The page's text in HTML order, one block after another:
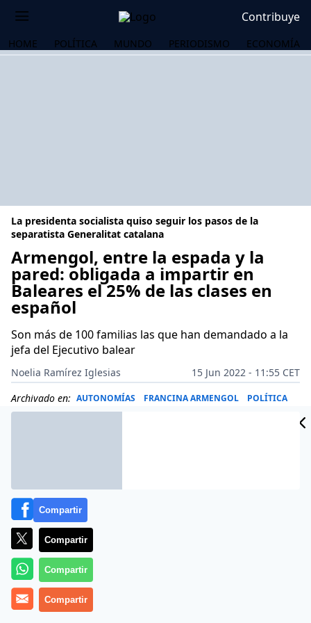
Contribuye
HOME POLÍTICA MUNDO PERIODISMO ECONOMÍA
La presidenta socialista quiso seguir los pasos de la
separatista Generalitat catalana
Armengol, entre la espada y la
pared: obligada a impartir en
Baleares el 25% de las clases en
español
Son más de 100 familias las que han demandado a la
jefa del Ejecutivo balear
Noelia Ramírez Iglesias
15 Jun 2022 - 11:55 CET
Archivado en: AUTONOMÍAS FRANCINA ARMENGOL POLÍTICA
Compartir
Compartir
Compartir
Compartir